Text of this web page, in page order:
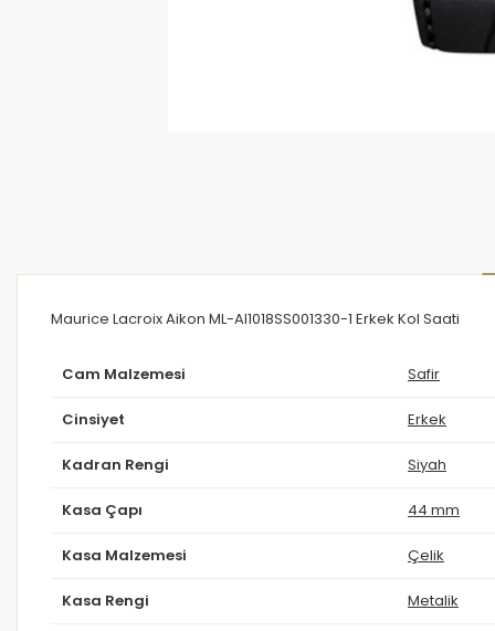
Maurice Lacroix Aikon ML-AI1018SS001330-1 Erkek Kol Saati
Cam Malzemesi Safir
Cinsiyet Erkek
Kadran Rengi Siyah
Kasa Çapı 44 mm
Kasa Malzemesi Çelik
Kasa Rengi Metalik